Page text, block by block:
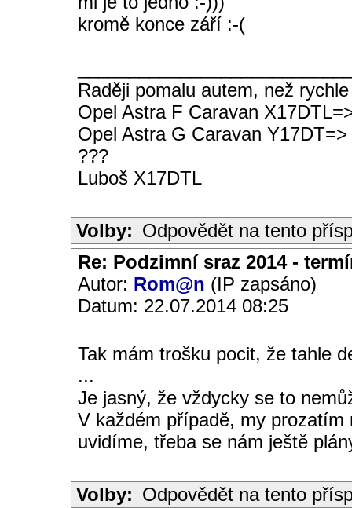
kromě konce září :-(
Raději pomalu autem, než
Opel Astra F Caravan
Opel Astra G Caravan Y17DT=>
???
Luboš X17DTL
Volby: Odpovědět na tento
Re: Podzimní sraz 2014 -
Autor: Rom@n (IP zapsáno)
Datum: 22.07.2014 08:25
Tak mám trošku pocit, že tahle
...
Je jasný, že vždycky se to
V každém případě, my
uvidíme, třeba se nám ještě
Volby: Odpovědět na tento